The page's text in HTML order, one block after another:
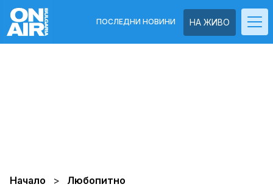
НА ЖИВО
ПОСЛЕДНИ НОВИНИ
Начало Любопитно